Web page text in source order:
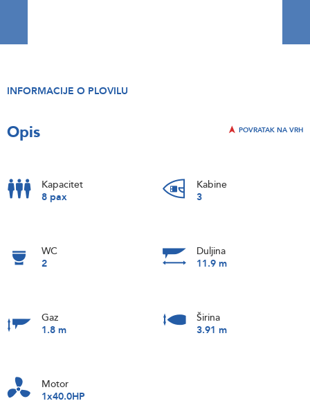
INFORMACIJE O PLOVILU
Opis POVRATAK NA VRH
Kapacitet
8 pax
Kabine
3
WC
2
Duljina
11.9 m
Gaz
1.8 m
Širina
3.91 m
Motor
1x40.0HP